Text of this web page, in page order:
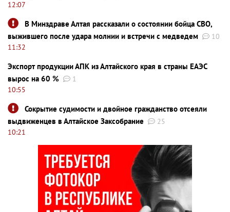
12:07
В Минздраве Алтая рассказали о состоянии бойца СВО,
выжившего после удара молнии и встречи с медведем
10
11:32
Экспорт продукции АПК из Алтайского края в страны ЕАЭС
вырос на 60 %
1
10:55
Сокрытие судимости и двойное гражданство отсеяли
выдвиженцев в Алтайское Заксобрание
25
10:21